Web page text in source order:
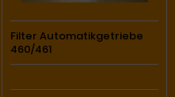
Filter Automatikgetriebe
460/461